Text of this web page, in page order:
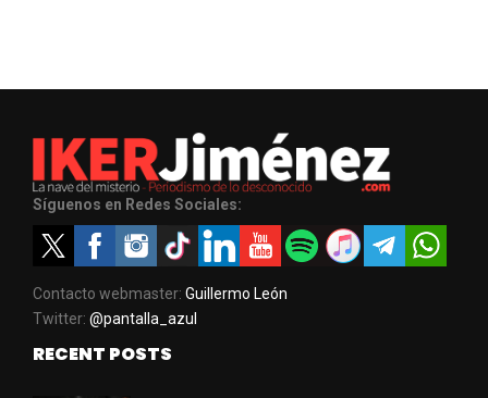
Síguenos en Redes Sociales:
Contacto webmaster: Guillermo León
Twitter: @pantalla_azul
RECENT POSTS